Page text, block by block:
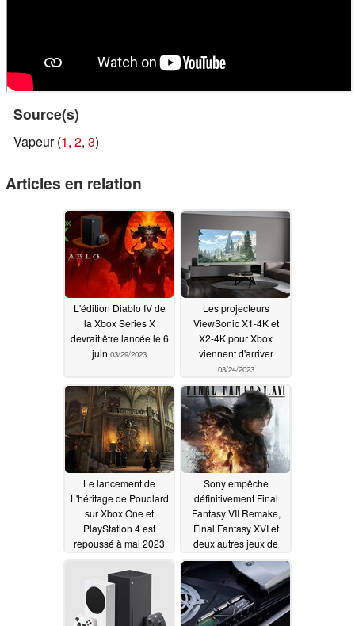
Source(s)
Vapeur (1, 2, 3)
Articles en relation
L'édition Diablo IV de
la Xbox Series X
devrait être lancée le 6
juin 03/29/2023
Les projecteurs
ViewSonic X1-4K et
X2-4K pour Xbox
viennent d'arriver
03/24/2023
Le lancement de
L'héritage de Poudlard
sur Xbox One et
PlayStation 4 est
repoussé à mai 2023
03/07/2023
Sony empêche
définitivement Final
Fantasy VII Remake,
Final Fantasy XVI et
deux autres jeux de
venir sur Xbox,
Microsoft rend trois
jeux Bethesda
exclusifs pour Xbox et
PC12/24/2022